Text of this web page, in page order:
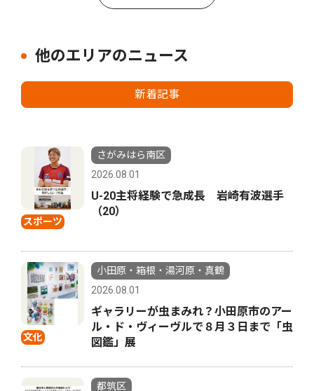
他のエリアのニュース
新着記事
スポーツ
さがみはら南区
2026.08.01
U-20主将経験で急成長 岩崎有波選手
（20）
文化
小田原・箱根・湯河原・真鶴
2026.08.01
ギャラリーが虫まみれ？小田原市のアー
ル・ド・ヴィーヴルで８月３日まで「虫
図鑑」展
都筑区